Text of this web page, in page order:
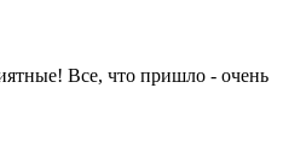
Все, что пришло - очень